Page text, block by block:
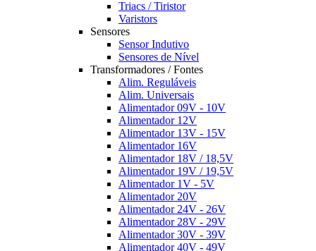
Triacs / Tiristor
Varistors
Sensores
Sensor Indutivo
Sensores de Nível
Transformadores / Fontes
Alim. Reguláveis
Alim. Universais
Alimentador 09V - 10V
Alimentador 12V
Alimentador 13V - 15V
Alimentador 16V
Alimentador 18V / 18,5V
Alimentador 19V / 19,5V
Alimentador 1V - 5V
Alimentador 20V
Alimentador 24V - 26V
Alimentador 28V - 29V
Alimentador 30V - 39V
Alimentador 40V - 49V